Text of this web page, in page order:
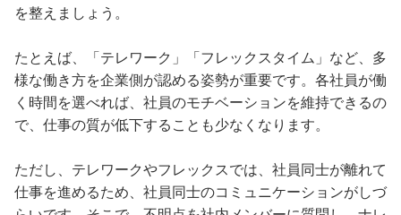
を整えましょう。
たとえば、「テレワーク」「フレックスタイム」など、多
様な働き方を企業側が認める姿勢が重要です。各社員が働
く時間を選べれば、社員のモチベーションを維持できるの
で、仕事の質が低下することも少なくなります。
ただし、テレワークやフレックスでは、社員同士が離れて
仕事を進めるため、社員同士のコミュニケーションがしづ